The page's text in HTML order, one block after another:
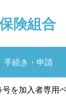
険組合
手続き・申請
を加入者専用